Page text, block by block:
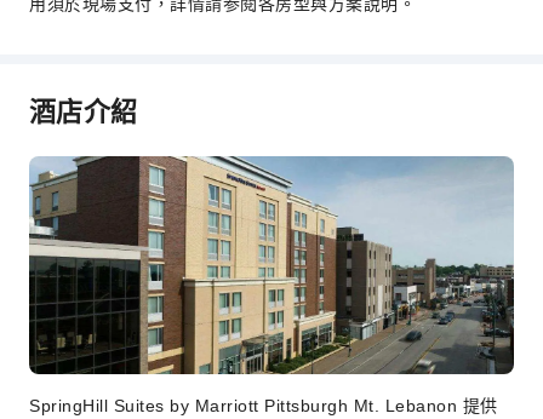
酒店介紹
SpringHill Suites by Marriott Pittsburgh Mt. Lebanon 提供